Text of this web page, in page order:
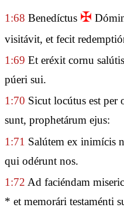
1:68 Benedíctus ✠
visitávit, et fecit
1:69 Et eréxit cornu
púeri sui.
1:70 Sicut locútus est per
sunt, prophetárum ejus:
1:71 Salútem ex inimícis
qui odérunt nos.
1:72 Ad faciéndam
* et memorári testaménti